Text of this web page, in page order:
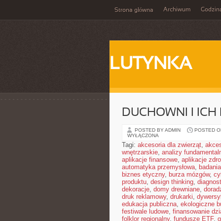
Strona główna Archiwum
LUTYNKA
DUCHOWNI I ICH
POSTED BY ADMIN POSTED
WYŁĄCZONA
Tagi: akcesoria dla zwierząt,
wnętrzarskie, analizy
aplikacje finansowe, aplikacje
automatyka przemysłowa,
biznes etyczny, burza mózgów,
produktu, design thinking,
dekoracje, domy drewniane,
druk reklamowy, drukarki,
edukacja publiczna, ekologiczne
festiwale ludowe, finansowanie
folklor regionalny, fundusze ETF,